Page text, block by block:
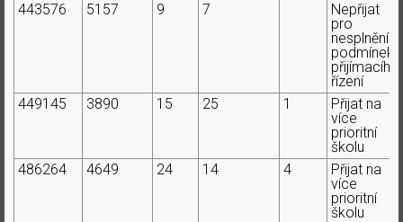
443576
5157 9 7
Nepřijat
pro
nesplnění
podmínek
přijímacího
řízení
449145
3890 15 25 1
Přijat na
více
prioritní
školu
486264
4649 24 14 4
Přijat na
více
prioritní
školu